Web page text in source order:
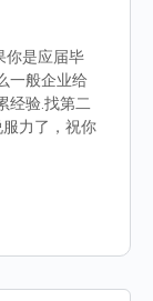
你是应届毕
一般企业给
经验.找第二
力了，祝你